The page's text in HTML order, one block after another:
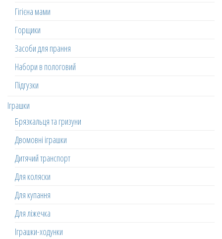
Гігієна мами
Горщики
Засоби для прання
Набори в пологовий
Підгузки
Іграшки
Брязкальця та гризуни
Двомовні іграшки
Дитячий транспорт
Для коляски
Для купання
Для ліжечка
Іграшки-ходунки